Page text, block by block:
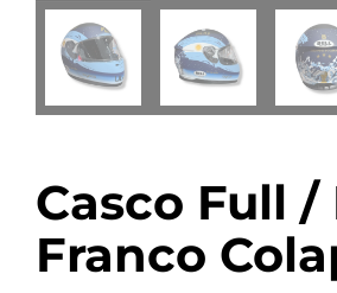
Casco Full /
Franco